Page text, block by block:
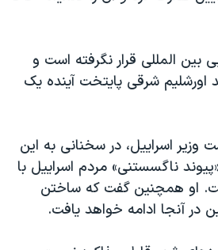
رهبری ایران
نوبل صلح
چین
بین المللی قرار نگرفته است و
شرقی پایتخت آینده یک
وزیر اسراییل، در سخنانی به این
ناگسستنی» مردم اسراییل با
او همچنین گفت که ساختن
آنجا ادامه خواهد یافت.